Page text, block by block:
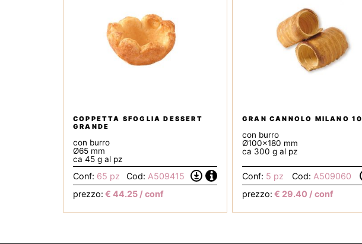
COPPETTA SFOGLIA DESSERT
GRANDE
con burro
Ø65 mm
ca 45 g al pz
Conf: 65 pz Cod: A509415
Scarica
la
Tecnica
Informazioni
prezzo: € 44.25 / conf
GRAN CANNOLO MILANO 10
con burro
Ø100x180 mm
ca 300 g al pz
Conf: 5 pz Cod: A509060
prezzo: € 29.40 / conf